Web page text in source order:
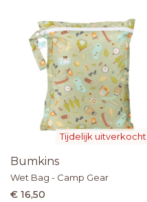
Tijdelijk uitverkocht
Bumkins
Wet Bag - Camp Gear
€ 16,50